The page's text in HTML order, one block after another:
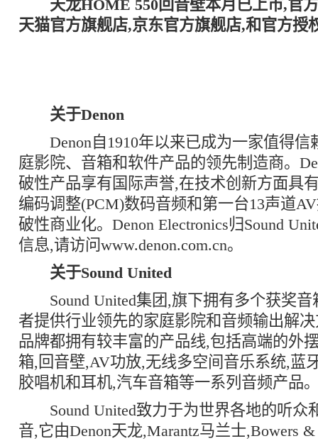
天龙HOME 550回音壁本月已上市,官
天猫官方旗舰店,京东官方旗舰店,和官方授
关于Denon
Denon自1910年以来已成为一家值得信
庭影院、音箱和软件产品的领先制造商。
破性产品享有国际声誉,在技术创新方面具
编码调整(PCM)数码音频和第一台13声道
破性商业化。Denon Electronics归Sound
信息,请访问www.denon.com.cn。
关于Sound United
Sound United集团,旗下拥有多个获奖音
者提供行业领先的家庭影院和音频输出解
品牌都拥有较丰富的产品线,包括高端的外
箱,回音壁,AV功放,无线多空间音乐系统,蓝
胶唱机和耳机,汽车音箱等一系列音频产品
Sound United致力于为世界各地的听众
音,它由Denon天龙,Marantz马兰士,Bowers